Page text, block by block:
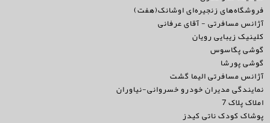
فروشگاه‌های زنجیره‌ای اوشانک(هفت)
آژانس مسافرتی - آقای عرفانی
کلینیک زیبایی رویان
گوشی پگاسوس
گوشی پورشا
آژانس مسافرتی الیما گشت
نمایندگی مدیران خودرو خسروانی-نیاوران
املاک پلاک 7
پوشاک کودک ناتی کیدز